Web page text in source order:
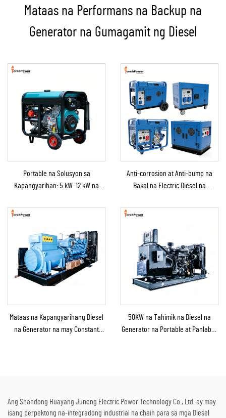
Mataas na Performans na Backup na
Generator na Gumagamit ng Diesel
Portable na Solusyon sa
Kapangyarihan: 5 kW–12 kW na
Bahay/Tindahan/Konstruksyon/Backup
Anti-corrosion at Anti-bump na
Bakal na Electric Diesel na
Suplay ng Kapangyarihan
Mataas na Kapangyarihang Diesel
na Generator na may Constant
50KW na Tahimik na Diesel na
Generator na Portable at Panlabas
Ang Shandong Huayang Juneng Electric Power Technology Co., Ltd. ay may
isang perpektong na-integradong industrial na chain para sa mga Diesel